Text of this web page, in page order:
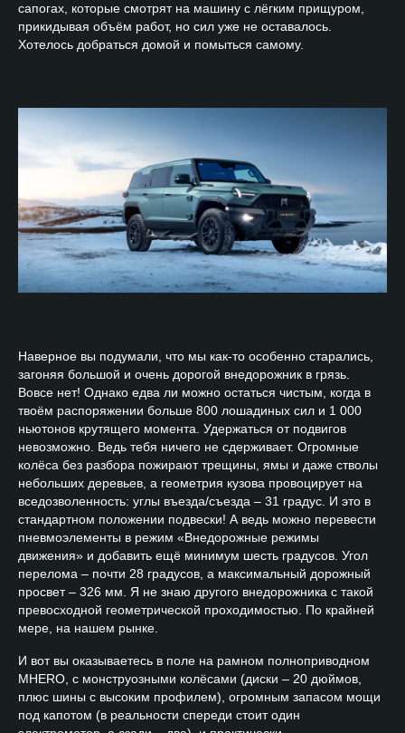
сапогах, которые смотрят на машину с лёгким прищуром,
прикидывая объём работ, но сил уже не оставалось.
Хотелось добраться домой и помыться самому.
Наверное вы подумали, что мы как-то особенно старались,
загоняя большой и очень дорогой внедорожник в грязь.
Вовсе нет! Однако едва ли можно остаться чистым, когда в
твоём распоряжении больше 800 лошадиных сил и 1 000
ньютонов крутящего момента. Удержаться от подвигов
невозможно. Ведь тебя ничего не сдерживает. Огромные
колёса без разбора пожирают трещины, ямы и даже стволы
небольших деревьев, а геометрия кузова провоцирует на
вседозволенность: углы въезда/съезда – 31 градус. И это в
стандартном положении подвески! А ведь можно перевести
пневмоэлементы в режим «Внедорожные режимы
движения» и добавить ещё минимум шесть градусов. Угол
перелома – почти 28 градусов, а максимальный дорожный
просвет – 326 мм. Я не знаю другого внедорожника с такой
превосходной геометрической проходимостью. По крайней
мере, на нашем рынке.
И вот вы оказываетесь в поле на рамном полноприводном
MHERO, с монструозными колёсами (диски – 20 дюймов,
плюс шины с высоким профилем), огромным запасом мощи
под капотом (в реальности спереди стоит один